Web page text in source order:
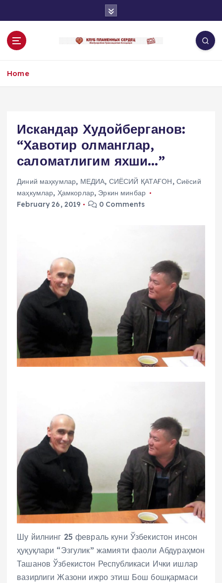
o
Home
Искандар Худойберганов:
“Хавотир олманглар,
саломатлигим яхши…”
Диний маҳкумлар, МЕДИА, СИЁСИЙ ҚАТАҒОН, Сиёсий
маҳкумлар, Ҳамкорлар, Эркин минбар
February 26, 2019
0 Comments
Шу йилнинг 25 февраль куни Ўзбекистон инсон
ҳуқуқлари “Эзгулик” жамияти фаоли Абдураҳмон
Ташанов Ўзбекистон Республикаси Ички ишлар
вазирлиги Жазони ижро этиш Бош бошқармаси